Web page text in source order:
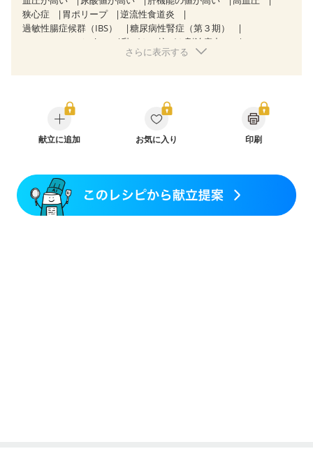
狭心症
胃ポリープ
逆流性食道炎
過敏性腸症候群（IBS）
糖尿病性腎症（第３期）
CKD（ステージ３b）
乳がん（抗がん剤治療中）
乳がん（ホルモン療法中）
乳がん（放射線治療中）
大腸がん治療を終えた方・経過観察中の方
大腸がん（抗がん剤治療中）
大腸がん（放射線治療中）
飲み込みにくい
食欲がない 消化不良
妊娠中(初期)
妊婦健診・血糖値が気になる（初期）
妊娠糖尿病(初期)
産後（母乳）
産後（混合栄養）
産後（ミルク）
さらに表示する
献立に追加 お気に入り 印刷